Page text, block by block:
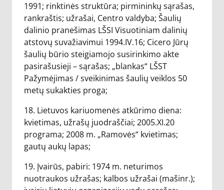
1991; rinktinės struktūra; pirmininkų sąrašas,
rankraštis; užrašai, Centro valdyba; Šaulių
dalinio pranešimas LŠSI Visuotiniam dalinių
atstovų suvažiavimui 1994.IV.16; Cicero Jūrų
šaulių būrio steigiamojo susirinkimo akte
pasirašusieji – sąrašas; „blankas“ LŠST
Pažymėjimas / sveikinimas šaulių veiklos 50
metų sukakties proga;
18. Lietuvos kariuomenės atkūrimo diena:
kvietimas, užrašų juodraščiai; 2005.XI.20
programa; 2008 m. „Ramovės“ kvietimas;
gautų aukų lapas;
19. Įvairūs, pabiri: 1974 m. neturimos
nuotraukos užrašas; kalbos užrašai (mašinr.);